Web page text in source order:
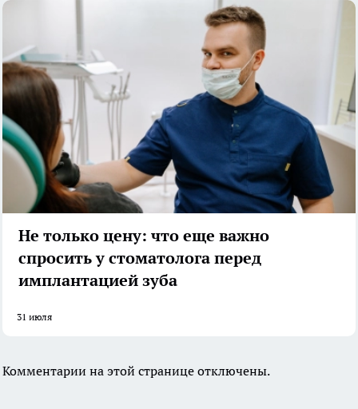
Не только цену: что еще важно
спросить у стоматолога перед
имплантацией зуба
31 июля
Комментарии на этой странице отключены.